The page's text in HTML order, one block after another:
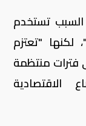
تستخدم
"تعتزم
فترات منتظمة
الاقتصادية